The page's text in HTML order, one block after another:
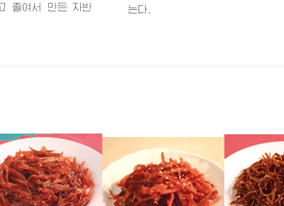
졸여서 만든 자반
는다.